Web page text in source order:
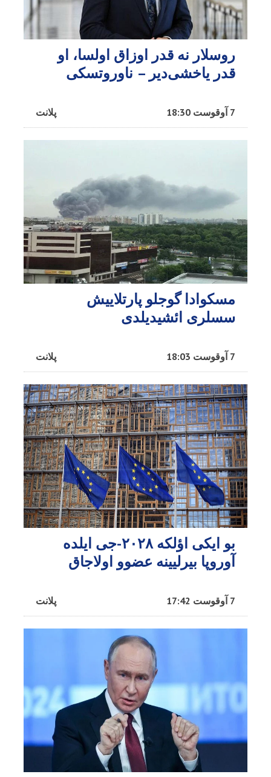
روسلار نه قدر اوزاق اولسا، او
قدر یاخشی‌دیر – ناوروتسکی
پلانت 7 آوقوست 18:30
مسکوادا گوجلو پارتلاییش
سسلری ائشیدیلدی
پلانت 7 آوقوست 18:03
بو ایکی اؤلکه ۲۰۲۸-جی ایلده
آوروپا بیرلیینه عضوو اولاجاق
پلانت 7 آوقوست 17:42